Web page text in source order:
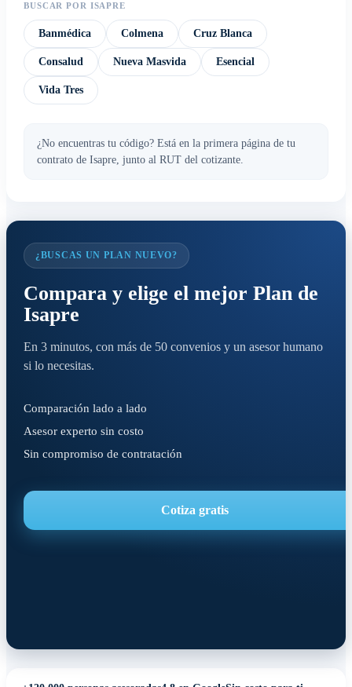
BUSCAR POR ISAPRE
Banmédica Colmena Cruz Blanca
Consalud Nueva Masvida Esencial
Vida Tres
¿No encuentras tu código? Está en la primera página de tu
contrato de Isapre, junto al RUT del cotizante.
¿BUSCAS UN PLAN NUEVO?
Compara y elige el mejor Plan de
Isapre
En 3 minutos, con más de 50 convenios y un asesor humano
si lo necesitas.
Comparación lado a lado
Asesor experto sin costo
Sin compromiso de contratación
Cotiza gratis